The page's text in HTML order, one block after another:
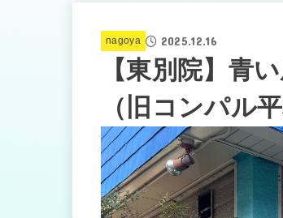
nagoya 2025.12.16
【東別院】青
（旧コンパル